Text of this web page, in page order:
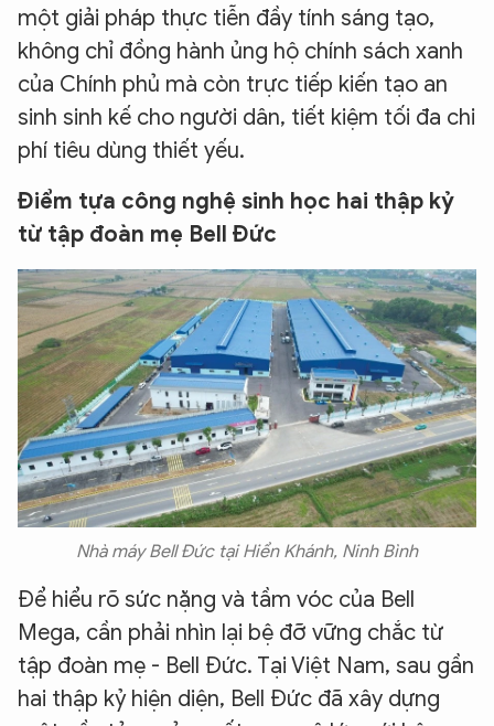
một giải pháp thực tiễn đầy tính sáng tạo,
không chỉ đồng hành ủng hộ chính sách xanh
của Chính phủ mà còn trực tiếp kiến tạo an
sinh sinh kế cho người dân, tiết kiệm tối đa chi
phí tiêu dùng thiết yếu.
Điểm tựa công nghệ sinh học hai thập kỷ
từ tập đoàn mẹ Bell Đức
Nhà máy Bell Đức tại Hiển Khánh, Ninh Bình
Để hiểu rõ sức nặng và tầm vóc của Bell
Mega, cần phải nhìn lại bệ đỡ vững chắc từ
tập đoàn mẹ - Bell Đức. Tại Việt Nam, sau gần
hai thập kỷ hiện diện, Bell Đức đã xây dựng